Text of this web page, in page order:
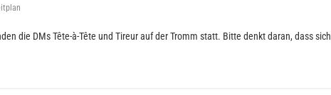
die DMs Tête-à-Tête und Tireur auf der Tromm statt. Bitte denkt daran, dass sich